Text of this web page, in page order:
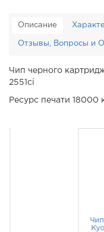
Описание
Отзывы, Вопросы и
Чип черного
2551ci
Ресурс печати 18000
Чип TK-
Kyocera